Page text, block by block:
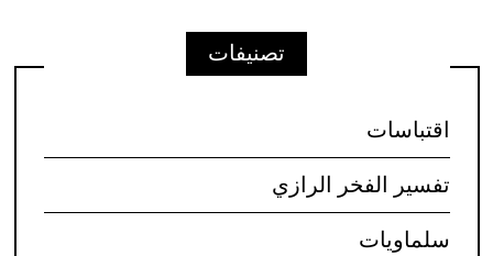
تصنيفات
اقتباسات
تفسير الفخر الرازي
سلماويات